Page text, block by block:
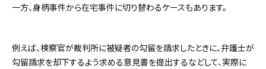
一方、身柄事件から在宅事件に切り替わるケースもあります。
例えば、検察官が裁判所に被疑者の勾留を請求したときに、弁護士が
勾留請求を却下するよう求める意見書を提出するなどして、実際に